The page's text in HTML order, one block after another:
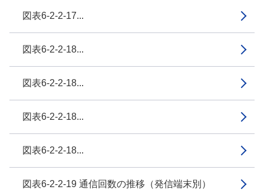
図表6-2-2-17...
図表6-2-2-18...
図表6-2-2-18...
図表6-2-2-18...
図表6-2-2-18...
図表6-2-2-19 通信回数の推移（発信端末別）